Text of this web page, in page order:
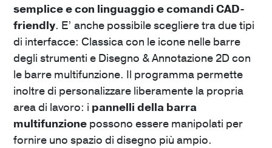
semplice e con linguaggio e comandi CAD-
friendly. E’ anche possibile scegliere tra due tipi
di interfacce: Classica con le icone nelle barre
degli strumenti e Disegno & Annotazione 2D con
le barre multifunzione. Il programma permette
inoltre di personalizzare liberamente la propria
area di lavoro: i pannelli della barra
multifunzione possono essere manipolati per
fornire uno spazio di disegno più ampio.